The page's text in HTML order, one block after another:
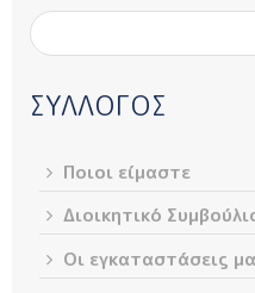
Φόρμα
Αναζήτηση
ΣΥΛΛΟΓΟΣ
Ποιοι είμαστε
Διοικητικό
Οι εγκαταστάσεις